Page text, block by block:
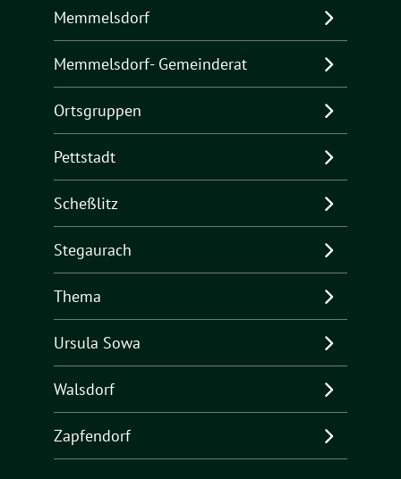
Memmelsdorf
Memmelsdorf- Gemeinderat
Ortsgruppen
Pettstadt
Scheßlitz
Stegaurach
Thema
Ursula Sowa
Walsdorf
Zapfendorf